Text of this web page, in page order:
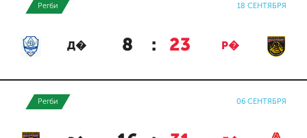
Регби 18 СЕНТЯБРЯ
Д� 8 : 23 Р�
Регби 06 СЕНТЯБРЯ